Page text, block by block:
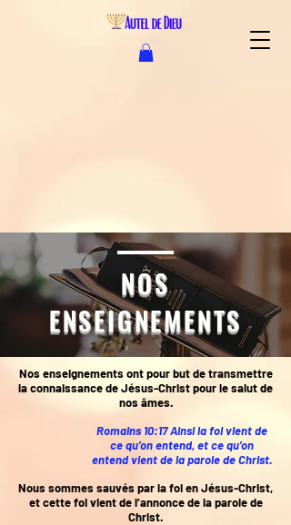
NOS
ENSEIGNEMENTS
Nos enseignements ont pour but de transmettre
la connaissance de Jésus-Christ pour le salut de
nos âmes.
Romains 10:17 Ainsi la foi vient de
ce qu’on entend, et ce qu’on
entend vient de la parole de Christ.
Nous sommes sauvés par la foi en Jésus-Christ,
et cette foi vient de l’annonce de la parole de
Christ.